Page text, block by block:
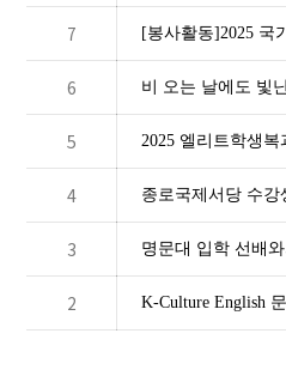
7 [봉사활동]2025 국
6 비 오는 날에도 빛
5 2025 엘리트학생복
4 종로국제서당 수
3 명문대 입학 선배
2 K-Culture English